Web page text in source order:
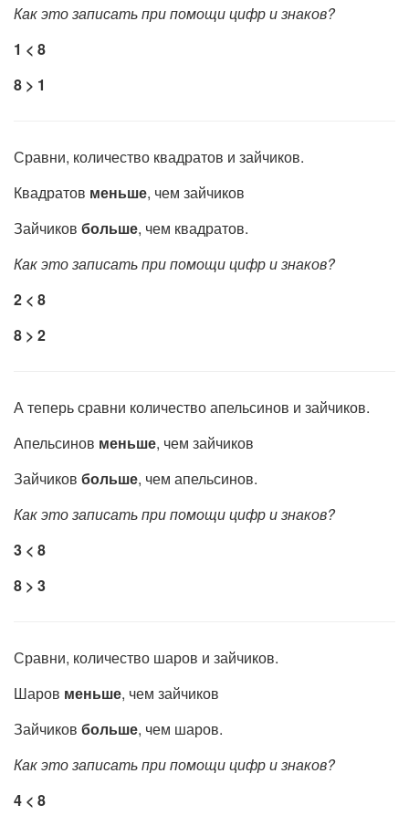
Как это записать при помощи цифр и знаков?
1 < 8
8 > 1
Сравни, количество квадратов и зайчиков.
Квадратов меньше, чем зайчиков
Зайчиков больше, чем квадратов.
Как это записать при помощи цифр и знаков?
2 < 8
8 > 2
А теперь сравни количество апельсинов и зайчиков.
Апельсинов меньше, чем зайчиков
Зайчиков больше, чем апельсинов.
Как это записать при помощи цифр и знаков?
3 < 8
8 > 3
Сравни, количество шаров и зайчиков.
Шаров меньше, чем зайчиков
Зайчиков больше, чем шаров.
Как это записать при помощи цифр и знаков?
4 < 8